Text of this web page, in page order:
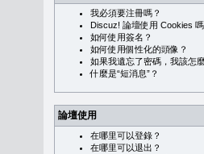
我必須要注冊嗎？
Discuz! 論壇使用 Cookies 嗎
如何使用簽名？
如何使用個性化的頭像？
如果我遺忘了密碼，我該怎
什麼是“短消息”？
論壇使用
在哪里可以登錄？
在哪里可以退出？